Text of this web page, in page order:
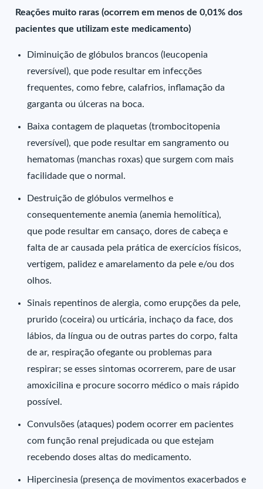
Reações muito raras (ocorrem em menos de 0,01% dos
pacientes que utilizam este medicamento)
Diminuição de glóbulos brancos (leucopenia
reversível), que pode resultar em infecções
frequentes, como febre, calafrios, inflamação da
garganta ou úlceras na boca.
Baixa contagem de plaquetas (trombocitopenia
reversível), que pode resultar em sangramento ou
hematomas (manchas roxas) que surgem com mais
facilidade que o normal.
Destruição de glóbulos vermelhos e
consequentemente anemia (anemia hemolítica),
que pode resultar em cansaço, dores de cabeça e
falta de ar causada pela prática de exercícios físicos,
vertigem, palidez e amarelamento da pele e/ou dos
olhos.
Sinais repentinos de alergia, como erupções da pele,
prurido (coceira) ou urticária, inchaço da face, dos
lábios, da língua ou de outras partes do corpo, falta
de ar, respiração ofegante ou problemas para
respirar; se esses sintomas ocorrerem, pare de usar
amoxicilina e procure socorro médico o mais rápido
possível.
Convulsões (ataques) podem ocorrer em pacientes
com função renal prejudicada ou que estejam
recebendo doses altas do medicamento.
Hipercinesia (presença de movimentos exacerbados e